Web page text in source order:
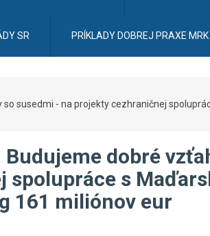
SR PRÍKLADY DOBREJ PRAXE MRK
susedmi - na projekty cezhraničnej
dobré
s
161 miliónov eur